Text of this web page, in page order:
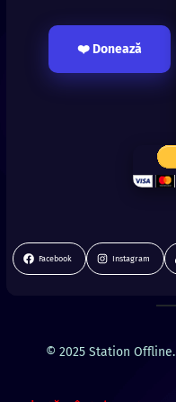
❤️ Donează
Facebook Instagram
© 2025 Station